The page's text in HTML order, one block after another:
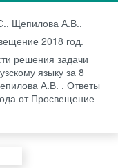
Щепилова А.В..
2018 год.
решения задачи
языку за 8
А.В. . Ответы
от Просвещение